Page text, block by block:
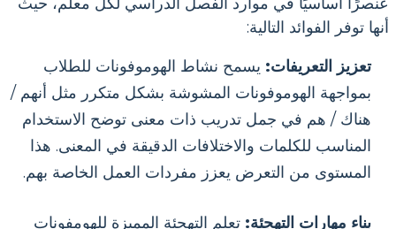
أنها توفر الفوائد التالية:
تعزيز التعريفات: يسمح نشاط الهوموفونات للطلاب
بمواجهة الهوموفونات المشوشة بشكل متكرر مثل أنهم /
هناك / هم في جمل تدريب ذات معنى توضح الاستخدام
المناسب للكلمات والاختلافات الدقيقة في المعنى. هذا
المستوى من التعرض يعزز مفردات العمل الخاصة بهم.
بناء مهارات التهجئة: تعلم التهجئة المميزة للهومفونات